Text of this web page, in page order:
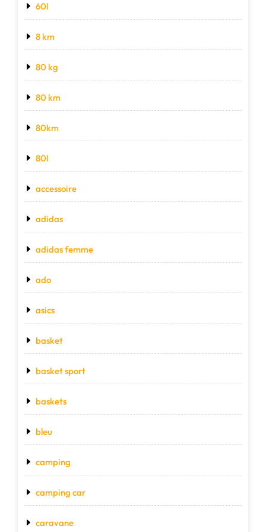
60l
8 km
80 kg
80 km
80km
80l
accessoire
adidas
adidas femme
ado
asics
basket
basket sport
baskets
bleu
camping
camping car
caravane